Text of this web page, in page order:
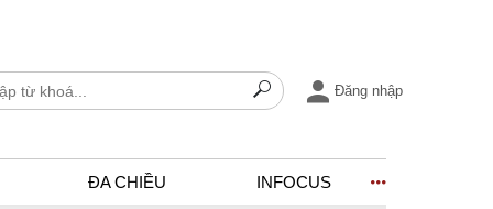
Đăng nhập
ĐA CHIỀU INFOCUS